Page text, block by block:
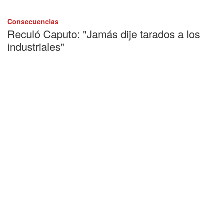
Consecuencias
Reculó Caputo: "Jamás dije tarados a los
industriales"